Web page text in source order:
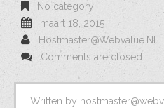
No category
maart 18, 2015
Hostmaster@webvalue.nl
Comments are closed
Written by